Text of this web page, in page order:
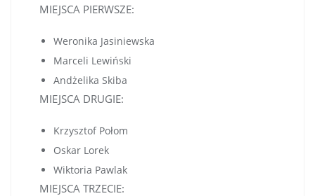
MIEJSCA PIERWSZE:
Weronika Jasiniewska
Marceli Lewiński
Andżelika Skiba
MIEJSCA DRUGIE:
Krzysztof Połom
Oskar Lorek
Wiktoria Pawlak
MIEJSCA TRZECIE: